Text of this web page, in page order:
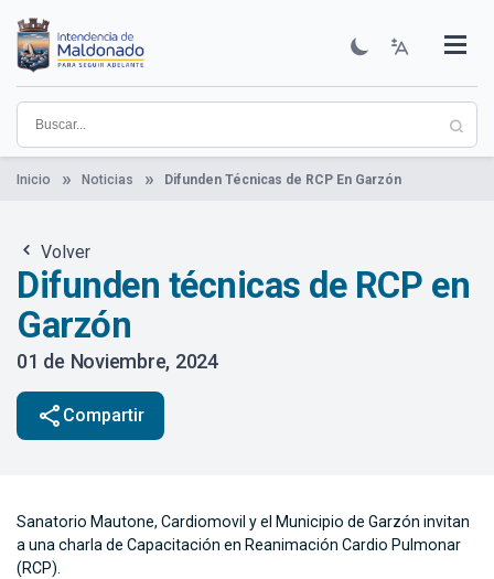
contenido
principal
Institucional
Municipios
Descubre Maldonado
Comunicación
Servicios
Guía De Trámites
Ver Noticias
Inicio Noticias Difunden Técnicas de RCP En Garzón
Volver
Difunden técnicas de RCP en
Garzón
01 de Noviembre, 2024
share Compartir
Sanatorio Mautone, Cardiomovil y el Municipio de Garzón invitan
a una charla de Capacitación en Reanimación Cardio Pulmonar
(RCP).